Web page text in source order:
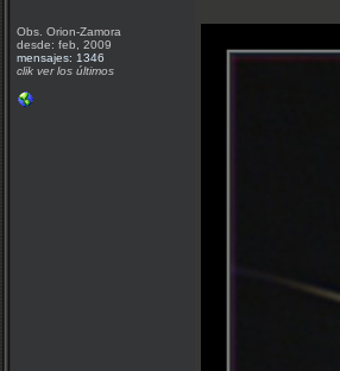
Obs. Orion-Zamora
desde: feb, 2009
mensajes: 1346
clik ver los últimos